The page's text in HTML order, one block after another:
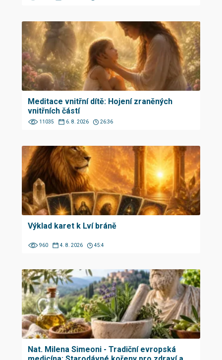
Meditace vnitřní dítě: Hojení zraněných
vnitřních částí
11035 6. 8. 2026 26:36
Výklad karet k Lví bráně
960 4. 8. 2026 45:4
Nat. Milena Simeoni - Tradiční evropská